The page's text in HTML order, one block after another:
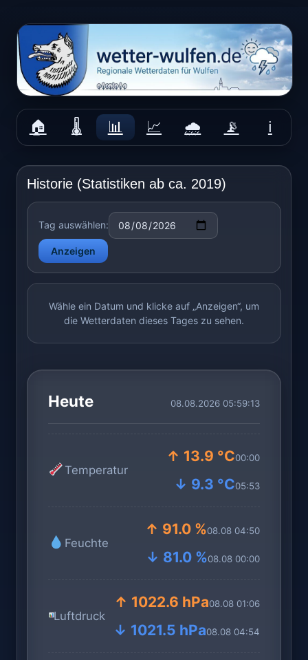
Zum
Inhalt
Historie (Statistiken ab ca. 2019)
Tag auswählen:
Anzeigen
Wähle ein Datum und klicke auf „Anzeigen“, um
die Wetterdaten dieses Tages zu sehen.
Heute 08.08.2026 05:59:13
Temperatur
↑ 13.9 °C00:00
↓ 9.3 °C05:53
Feuchte
↑ 91.0 %08.08 04:50
↓ 81.0 %08.08 00:00
Luftdruck
↑ 1022.6 hPa08.08 01:06
↓ 1021.5 hPa08.08 04:54